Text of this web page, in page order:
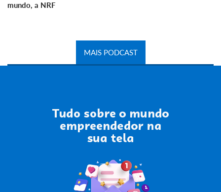
mundo, a NRF
MAIS PODCAST